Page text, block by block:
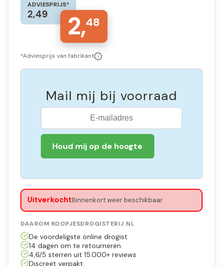
ADVIESPRIJS*
2,49 2,48
*Adviesprijs van fabrikant i
Mail mij bij voorraad
Houd mij op de hoogte
UitverkochtBinnenkort weer beschikbaar
DAAROM KOOPJESDROGISTERIJ.NL
De voordeligste online drogist
14 dagen om te retourneren
4,6/5 sterren uit 15.000+ reviews
Discreet verpakt